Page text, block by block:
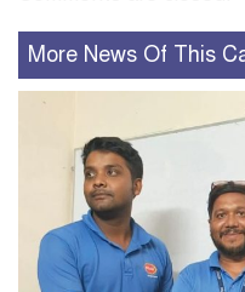
More News Of This